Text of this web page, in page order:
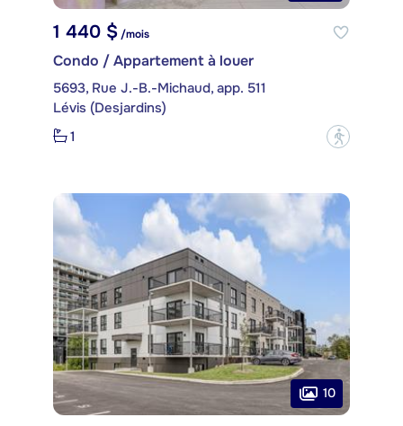
1 440 $ /mois
Condo / Appartement à louer
5693, Rue J.-B.-Michaud, app. 511
Lévis (Desjardins)
1
?
10